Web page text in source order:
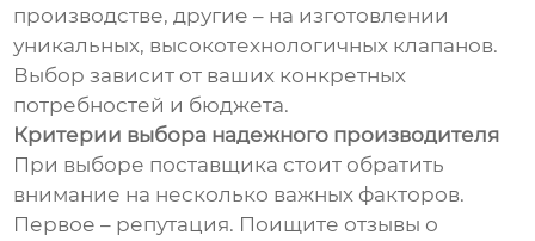
производстве, другие – на изготовлении
уникальных, высокотехнологичных клапанов.
Выбор зависит от ваших конкретных
потребностей и бюджета.
Критерии выбора надежного производителя
При выборе поставщика стоит обратить
внимание на несколько важных факторов.
Первое – репутация. Поищите отзывы о